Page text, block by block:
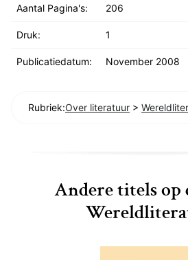
Aantal Pagina's: 206
Druk: 1
Publicatiedatum: November 2008
Rubriek:Over literatuur >
Andere titels op